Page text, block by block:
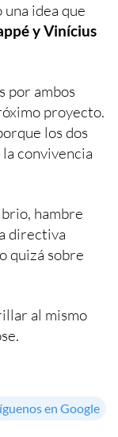
una idea que
y Vinícius
por ambos
proyecto.
los dos
convivencia
hambre
directiva
quizá sobre
al mismo
en Google